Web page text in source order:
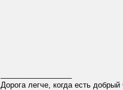
Дорога легче, когда есть добрый